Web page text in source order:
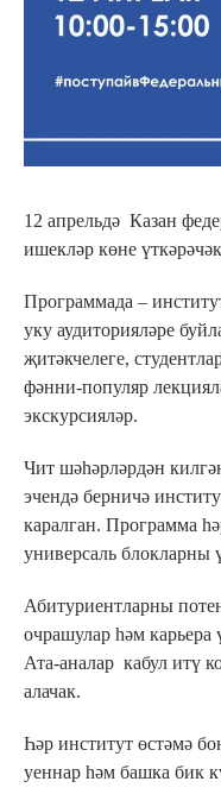
12 апрельдә Казан
ишекләр көне
Программада –
уку аудиторияләре
җитәкчелеге,
фәнни-популяр
экскурсияләр.
Чит шәһәрләрдән
эчендә берничә
каралган. Программа
универсаль блокларны
Абитуриентларны
очрашулар һәм карьера
Ата-аналар кабул итү
алачак.
Һәр институт өстәмә
уеннар һәм башка бик